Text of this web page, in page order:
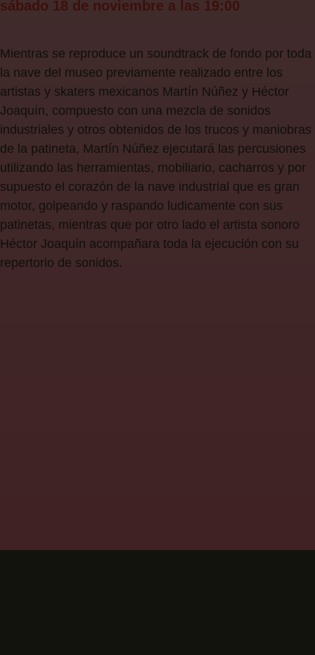
sábado 18 de noviembre a las 19:00
Mientras se reproduce un soundtrack de fondo por toda
la nave del museo previamente realizado entre los
artistas y skaters mexicanos Martín Núñez y Héctor
Joaquín, compuesto con una mezcla de sonidos
industriales y otros obtenidos de los trucos y maniobras
de la patineta, Martín Núñez ejecutará las percusiones
utilizando las herramientas, mobiliario, cacharros y por
supuesto el corazón de la nave industrial que es gran
motor, golpeando y raspando ludicamente con sus
patinetas, mientras que por otro lado el artista sonoro
Héctor Joaquín acompañara toda la ejecución con su
repertorio de sonidos.